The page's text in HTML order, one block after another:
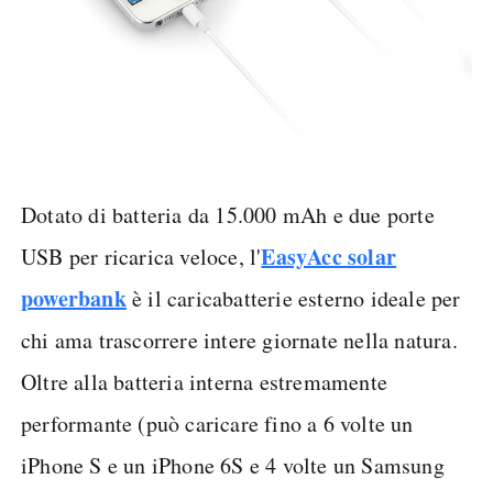
Dotato di batteria da 15.000 mAh e due porte
USB per ricarica veloce, l'EasyAcc solar
powerbankè il caricabatterie esterno ideale per
chi ama trascorrere intere giornate nella natura.
Oltre alla batteria interna estremamente
performante (può caricare fino a 6 volte un
iPhone S e un iPhone 6S e 4 volte un Samsung